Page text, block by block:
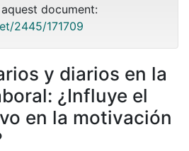
document:
2445/171709
y diarios en la
¿Influye el
en la motivación